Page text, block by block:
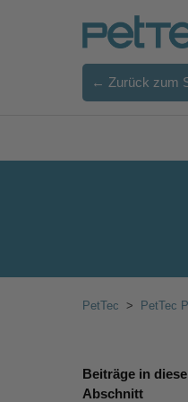
← Zurück zum
PetTec PetTec
Beiträge in
Abschnitt